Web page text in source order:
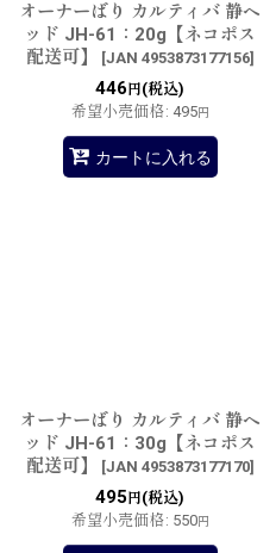
オーナーばり カルティバ 静ヘ
ッド JH-61：20g【ネコポス
配送可】
[JAN 4953873177156]
446 円(税込)
希望小売価格: 495円
カートに入れる
オーナーばり カルティバ 静ヘ
ッド JH-61：30g【ネコポス
配送可】
[JAN 4953873177170]
495 円(税込)
希望小売価格: 550円